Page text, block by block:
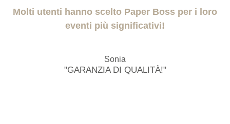
Molti utenti hanno scelto Paper Boss per i loro
eventi più significativi!
Sonia
"GARANZIA DI QUALITÀ!"